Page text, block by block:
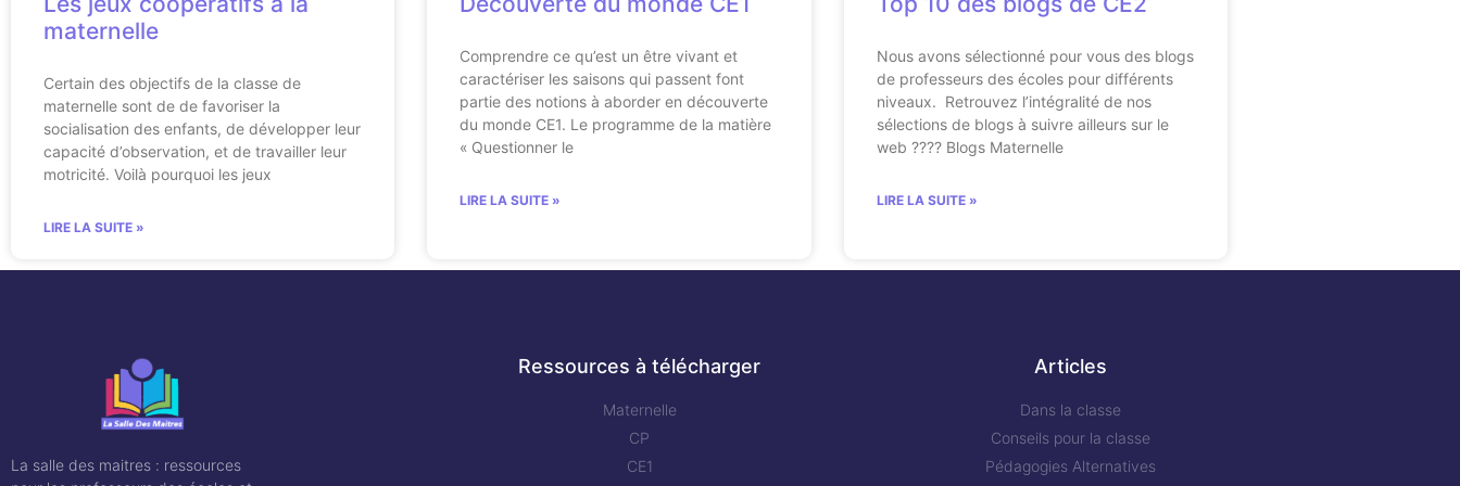
maternelle
Certain des objectifs de la classe de
maternelle sont de de favoriser la
socialisation des enfants, de développer leur
capacité d’observation, et de travailler leur
motricité. Voilà pourquoi les jeux
LIRE LA SUITE »
Comprendre ce qu’est un être vivant et
caractériser les saisons qui passent font
partie des notions à aborder en découverte
du monde CE1. Le programme de la matière
« Questionner le
LIRE LA SUITE »
Nous avons sélectionné pour vous des blogs
de professeurs des écoles pour différents
niveaux. Retrouvez l’intégralité de nos
sélections de blogs à suivre ailleurs sur le
web ???? Blogs Maternelle
LIRE LA SUITE »
La salle des maitres : ressources
Ressources à télécharger
Maternelle
CP
CE1
Articles
Dans la classe
Conseils pour la classe
Pédagogies Alternatives